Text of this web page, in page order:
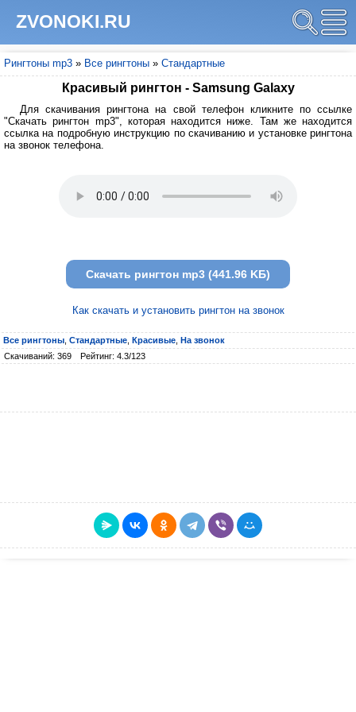
ZVONOKI.RU
Рингтоны mp3 » Все рингтоны » Стандартные
Красивый рингтон - Samsung Galaxy
Для скачивания рингтона на свой телефон кликните по ссылке
"Скачать рингтон mp3", которая находится ниже. Там же находится
ссылка на подробную инструкцию по скачиванию и установке рингтона
на звонок телефона.
Скачать рингтон mp3 (441.96 KБ)
Как скачать и установить рингтон на звонок
Все рингтоны Стандартные Красивые На звонок
Скачиваний: 369
Рейтинг: 4.3/123